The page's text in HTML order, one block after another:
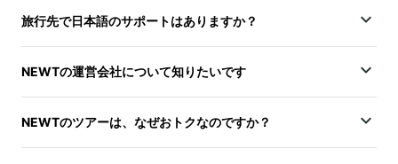
旅行先で日本語のサポートはありますか？
NEWTの運営会社について知りたいです
NEWTのツアーは、なぜおトクなのですか？